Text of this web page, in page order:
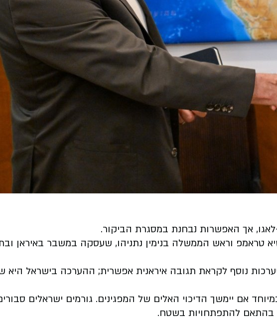
אך האפשרות נבחנת במסגרת הביקור.
טראמפ וראש הממשלה בנימין נתניהו, שעסקה במשבר באיראן
נוסף לקראת תגובה איראנית אפשרית; ההערכה בישראל
אם יימשך הדיכוי האלים של המפגינים. גורמים ישראלים
בהתאם להתפתחויות בשטח.